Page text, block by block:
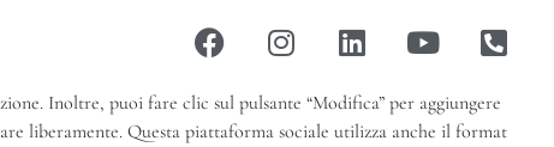
Inoltre, puoi fare clic sul pulsante “Modifica” per aggiungere
liberamente. Questa piattaforma sociale utilizza anche il format